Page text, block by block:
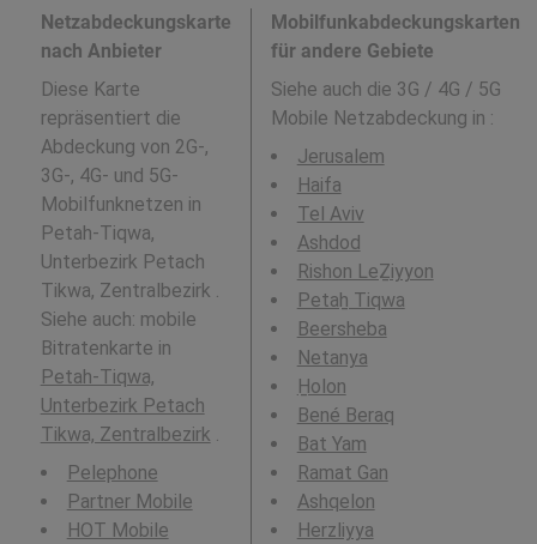
Netzabdeckungskarte
nach Anbieter
Diese Karte
repräsentiert die
Abdeckung von 2G-,
3G-, 4G- und 5G-
Mobilfunknetzen in
Petah-Tiqwa,
Unterbezirk Petach
Tikwa, Zentralbezirk .
Siehe auch: mobile
Bitratenkarte in
Petah-Tiqwa,
Unterbezirk Petach
Tikwa, Zentralbezirk
Pelephone
Partner Mobile
HOT Mobile
Mobilfunkabdeckungskarten
für andere Gebiete
Siehe auch die 3G / 4G / 5G
Mobile Netzabdeckung in :
Jerusalem
Haifa
Tel Aviv
Ashdod
Rishon LeẔiyyon
Petaẖ Tiqwa
Beersheba
Netanya
H̱olon
Bené Beraq
Bat Yam
Ramat Gan
Ashqelon
Herzliyya